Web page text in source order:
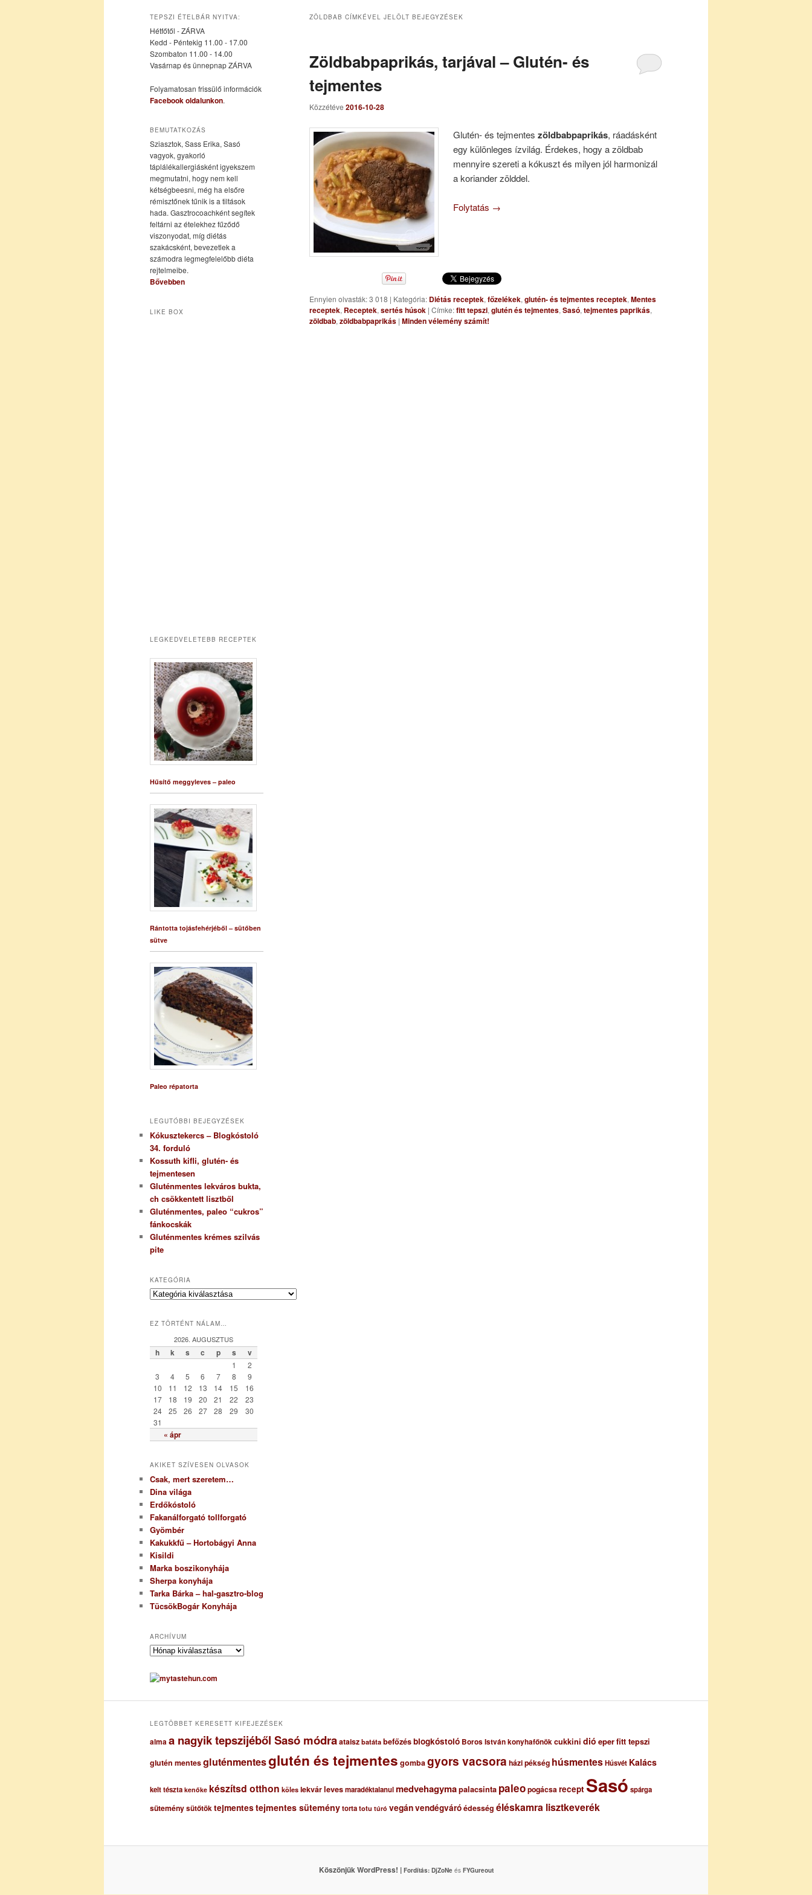
elsődleges
tartalomra
másodlagos
tartalomra
ZÖLDBAB CÍMKÉVEL JELÖLT BEJEGYZÉSEK
Zöldbabpaprikás, tarjával – Glutén- és
tejmentes
Közzétéve 2016-10-28
Glutén- és tejmenteszöldbabpaprikás, ráadásként
egy különleges ízvilág. Érdekes, hogy a zöldbab
mennyire szereti a kókuszt és milyen jól harmonizál
a koriander zölddel.
Folytatás →
Ennyien olvasták: 3 018 | Kategória: Diétás receptek, főzelékek, glutén- és tejmentes receptek, Mentes
receptek, Receptek, sertés húsok | Címke:fitt tepszi, glutén és tejmentes, Sasó, tejmentes paprikás,
zöldbab, zöldbabpaprikás | Minden vélemény számít!
TEPSZI ÉTELBÁR NYITVA:
Hétfőtől - ZÁRVA
Kedd - Péntekig 11.00 - 17.00
Szombaton 11.00 - 14.00
Vasárnap és ünnepnap ZÁRVA
Folyamatosan frissülő információk
Facebook oldalunkon.
BEMUTATKOZÁS
Sziasztok, Sass Erika, Sasó
vagyok, gyakorló
táplálékallergiásként igyekszem
megmutatni, hogy nem kell
kétségbeesni, még ha elsőre
rémisztőnek tűnik is a tiltások
hada. Gasztrocoachként segítek
feltárni az ételekhez fűződő
viszonyodat, míg diétás
szakácsként, bevezetlek a
számodra legmegfelelőbb diéta
rejtelmeibe.
Bővebben
LIKE BOX
LEGKEDVELETEBB RECEPTEK
Hűsítő meggyleves – paleo
Rántotta tojásfehérjéből – sütőben
sütve
Paleo répatorta
LEGUTÓBBI BEJEGYZÉSEK
Kókusztekercs – Blogkóstoló
34. forduló
Kossuth kifli, glutén- és
tejmentesen
Gluténmentes lekváros bukta,
ch csökkentett lisztből
Gluténmentes, paleo “cukros”
fánkocskák
Gluténmentes krémes szilvás
pite
KATEGÓRIA
K
e
r
EZ TÖRTÉNT NÁLAM…
2026. AUGUSZTUS
h k s c p s v
« ápr
1
2
3
4 5 6 7 8
9
10
11 12 13 14 15
16
17
18 19 20 21 22
23
24
25 26 27 28 29
30
31
AKIKET SZÍVESEN OLVASOK
Csak, mert szeretem…
Dina világa
Erdőkóstoló
Fakanálforgató tollforgató
Gyömbér
Kakukkfű – Hortobágyi Anna
Kisildi
Marka boszikonyhája
Sherpa konyhája
Tarka Bárka – hal-gasztro-blog
TücsökBogár Konyhája
ARCHÍVUM
A
c
h
uLEGTÖBBET KERESETT KIFEJEZÉSEK
almaa nagyik tepszijéből Sasó módraataisz batáta befőzésblogkóstoló Boros István konyhafőnökcukkini dió eperfitt tepszi
glutén mentesgluténmentesglutén és tejmentes gombagyors vacsora házi pékség húsmentesHúsvét Kalács
kelt tészta kenőke készítsd otthon köles lekvárlevesmaradéktalanulmedvehagymapalacsinta paleopogácsarecept Sasó spárga
süteménysütőtöktejmentestejmentes süteménytorta totu túró vegánvendégváróédesség éléskamra lisztkeverék
Köszönjük WordPress! | Fordítás: DjZoNeés FYGureout